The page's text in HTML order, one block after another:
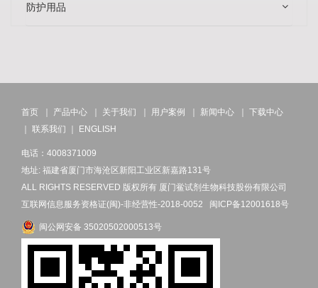
防护用品
首页 ｜ 产品中心 ｜ 关于我们 ｜ 用户案例 ｜ 新闻中心 ｜ 下载中心
｜ 联系我们 ｜ ENGLISH
电话：4008371009
地址: 福建省厦门市海沧区新阳工业区新嘉路131号
ALL RIGHTS RESERVED 版权所有 厦门鲎试剂生物科技股份有限公司
互联网信息服务资格证(闽)-非经营性-2018-0052 闽ICP备12001618号
闽公网安备 35020502000513号